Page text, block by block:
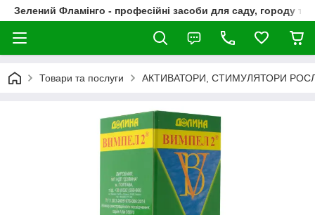
Зелений Фламінго - професійні засоби для саду, городу та
Товари та послуги АКТИВАТОРИ, СТИМУЛЯТОРИ